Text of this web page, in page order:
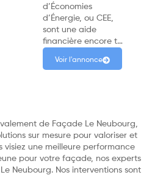
d’Économies
d’Énergie, ou CEE,
sont une aide
financière encore t…
Voir l'annonce
de Façade Le Neubourg,
sur mesure pour valoriser et
visiez une meilleure performance
pour votre façade, nos experts
Neubourg. Nos interventions sont